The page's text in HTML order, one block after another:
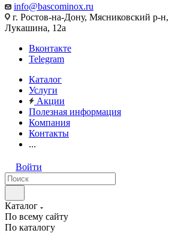
info@bascominox.ru
г. Ростов-на-Дону, Мясниковский р-
Лукашина, 12а
Вконтакте
Telegram
Каталог
Услуги
Акции
Полезная информация
Компания
Контакты
...
Войти
Каталог
По всему сайту
По каталогу